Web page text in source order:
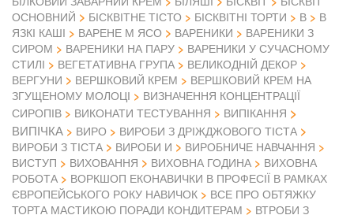
ОСНОВНИЙ
БІСКВІТНЕ ТІСТО БІСКВІТНІ ТОРТИ В
В
ЯЗКІ КАШІ
ВАРЕНЕ М ЯСО ВАРЕНИКИ
ВАРЕНИКИ З
СИРОМ
ВАРЕНИКИ НА ПАРУ
ВАРЕНИКИ У СУЧАСНОМУ
СТИЛІ
ВЕГЕТАТИВНА ГРУПА
ВЕЛИКОДНІЙ ДЕКОР
ВЕРГУНИ
ВЕРШКОВИЙ КРЕМ
ВЕРШКОВИЙ КРЕМ НА
ЗГУЩЕНОМУ МОЛОЦІ
ВИЗНАЧЕННЯ КОНЦЕНТРАЦІЇ
СИРОПІВ
ВИКОНАТИ ТЕСТУВАННЯ ВИПІКАННЯ
ВИПІЧКА ВИРО
ВИРОБИ З ДРІЖДЖОВОГО ТІСТА
ВИРОБИ З ТІСТА
ВИРОБИ И
ВИРОБНИЧЕ НАВЧАННЯ
ВИСТУП
ВИХОВАННЯ ВИХОВНА ГОДИНА
ВИХОВНА
РОБОТА
ВОРКШОП ЕКОНАВИЧКИ В ПРОФЕСІЇ В РАМКАХ
ЄВРОПЕЙСЬКОГО РОКУ НАВИЧОК
ВСЕ ПРО ОБТЯЖКУ
ТОРТА МАСТИКОЮ ПОРАДИ КОНДИТЕРАМ
ВТРОБИ З